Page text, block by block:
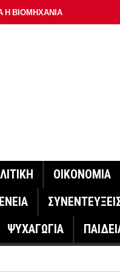
Η ΒΙΟΜΗΧΑΝΙΑ
ΓΙΑ ΤΟΥΣ
ΣΤΗ ΔΑΝΙΑ ΣΧΕΔΙΑΖΕΙ
ΟΙΚΟΝΟΜΙΑ
ΨΥΧΑΓΩΓΙΑ